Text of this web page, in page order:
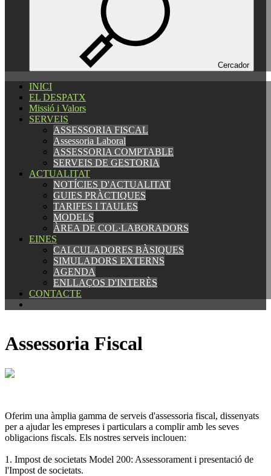
Cercador
INICI
EL DESPATX
Missió i Valors
SERVEIS
ASSESSORIA FISCAL
Assessoria Laboral
ASSESSORIA COMPTABLE
SERVEIS DE GESTORIA
ACTUALITAT
NOTÍCIES D'ACTUALITAT
GUIES PRÀCTIQUES
TARIFES I TAULES
MODELS
ÀREA DE COL·LABORADORS
EINES
CALCULADORES BÀSIQUES
SIMULADORS EXTERNS
AGENDA
ENLLAÇOS D'INTERÈS
CONTACTE
INICI
EL DESPATX
Missió i Valors
SERVEIS
ASSESSORIA FISCAL
Assessoria Laboral
ASSESSORIA COMPTABLE
SERVEIS DE GESTORIA
ACTUALITAT
NOTÍCIES D'ACTUALITAT
GUIES PRÀCTIQUES
TARIFES I TAULES
MODELS
ÀREA DE COL·LABORADORS
EINES
CALCULADORES BÀSIQUES
SIMULADORS EXTERNS
AGENDA
ENLLAÇOS D'INTERÈS
CONTACTE
Assessoria Fiscal
Oferim una àmplia gamma de serveis d'assessoria fiscal, dissenyats
per a ajudar les empreses i particulars a complir amb les seves
obligacions fiscals. Els nostres serveis inclouen:
1. Impost de societats Model 200: Assessorament i presentació de
l'Impost de societats.